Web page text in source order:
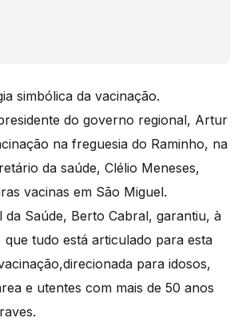
simbólica da vacinação.
do governo regional, Artur
na freguesia do Raminho, na
da saúde, Clélio Meneses,
vacinas em São Miguel.
da Saúde, Berto Cabral, garantiu, à
que tudo está articulado para esta
para idosos,
e utentes com mais de 50 anos